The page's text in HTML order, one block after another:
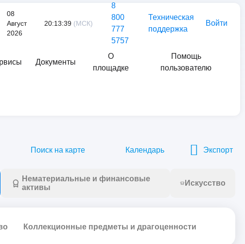
08
Август
2026
20:13:39 (МСК)
8
800
777
5757
Техническая
поддержка
Войти
Документы
О
площадке
Помощь
пользователю
Поиск на карте Календарь Экспорт
Нематериальные и финансовые
активы
Искусство
Коллекционные предметы и драгоценности